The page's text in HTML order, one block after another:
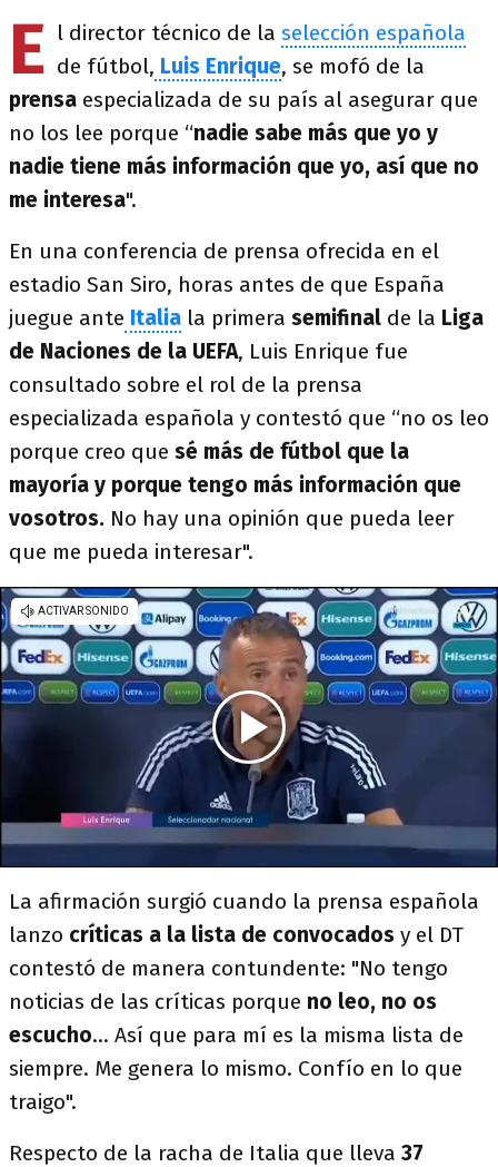
E l director técnico de la selección española
de fútbol, Luis Enrique, se mofó de la
prensa especializada de su país al asegurar que
no los lee porque “nadie sabe más que yo y
nadie tiene más información que yo, así que no
me interesa".
En una conferencia de prensa ofrecida en el
estadio San Siro, horas antes de que España
juegue ante Italia la primera semifinal de la Liga
de Naciones de la UEFA, Luis Enrique fue
consultado sobre el rol de la prensa
especializada española y contestó que “no os leo
porque creo que sé más de fútbol que la
mayoría y porque tengo más información que
vosotros. No hay una opinión que pueda leer
que me pueda interesar".
La afirmación surgió cuando la prensa española
lanzo críticas a la lista de convocados y el DT
contestó de manera contundente: "No tengo
noticias de las críticas porque no leo, no os
escucho... Así que para mí es la misma lista de
siempre. Me genera lo mismo. Confío en lo que
traigo".
Respecto de la racha de Italia que lleva 37